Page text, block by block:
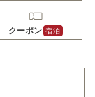
クーポン 宿泊